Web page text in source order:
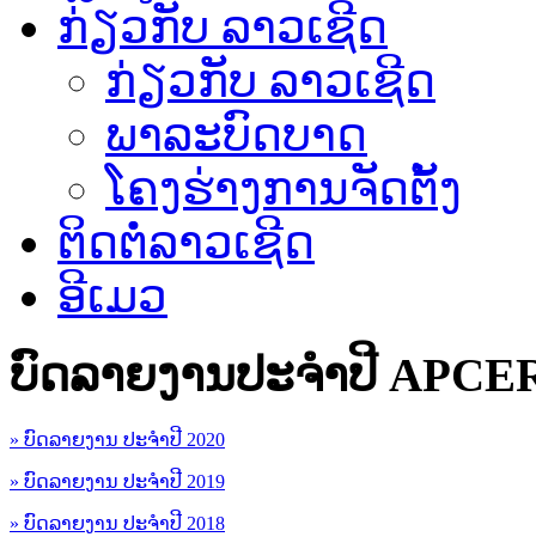
ກ່ຽວກັບ ລາວເຊີດ
ກ່ຽວກັບ ລາວເຊີດ
ພາລະບົດບາດ
ໂຄງຮ່າງການຈັດຕັ້ງ
ຕິດຕໍ່ລາວເຊີດ
ອີເມວ
ບົດລາຍງານປະຈຳປີ
» ບົດລາຍງານ ປະຈຳປີ 2020
» ບົດລາຍງານ ປະຈຳປີ 2019
» ບົດລາຍງານ ປະຈຳປີ 2018